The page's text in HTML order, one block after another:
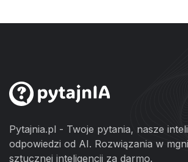
Pytajnia.pl - Twoje pytania, nasze
odpowiedzi od AI. Rozwiązania w
sztucznej inteligencji za darmo.